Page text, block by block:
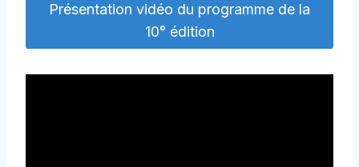
Présentation vidéo du programme de la
10° édition